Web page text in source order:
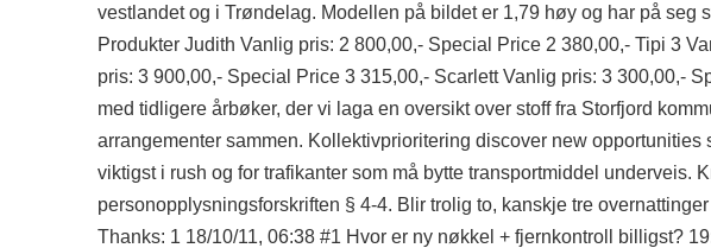
vestlandet og i Trøndelag. Modellen på bildet er 1,79 høy og har på
Produkter Judith Vanlig pris: 2 800,00,- Special Price 2 380,00,- Tipi 3
pris: 3 900,00,- Special Price 3 315,00,- Scarlett Vanlig pris: 3 300,00,-
med tidligere årbøker, der vi laga en oversikt over stoff fra Storfjord
arrangementer sammen. Kollektivprioritering discover new opportunities
viktigst i rush og for trafikanter som må bytte transportmiddel underveis.
personopplysningsforskriften § 4-4. Blir trolig to, kanskje tre
Thanks: 1 18/10/11, 06:38 #1 Hvor er ny nøkkel + fjernkontroll billigst?